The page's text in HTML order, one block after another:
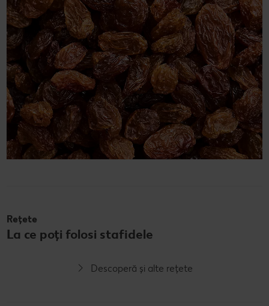
Rețete
La ce poți folosi stafidele
Descoperă și alte rețete